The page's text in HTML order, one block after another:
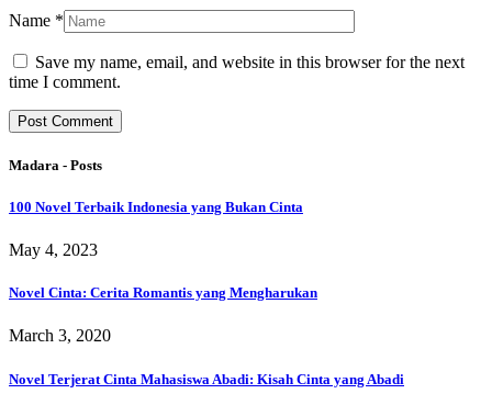
Name *
Save my name, email, and website in this browser for the next
time I comment.
Madara - Posts
100 Novel Terbaik Indonesia yang Bukan Cinta
May 4, 2023
Novel Cinta: Cerita Romantis yang Mengharukan
March 3, 2020
Novel Terjerat Cinta Mahasiswa Abadi: Kisah Cinta yang Abadi